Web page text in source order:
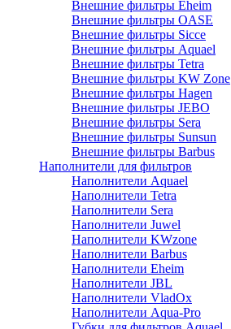
Внешние фильтры Eheim
Внешние фильтры OASE
Внешние фильтры Sicce
Внешние фильтры Aquael
Внешние фильтры Tetra
Внешние фильтры KW Zone
Внешние фильтры Hagen
Внешние фильтры JEBO
Внешние фильтры Sera
Внешние фильтры Sunsun
Внешние фильтры Barbus
Наполнители для фильтров
Наполнители Aquael
Наполнители Tetra
Наполнители Sera
Наполнители Juwel
Наполнители KWzone
Наполнители Barbus
Наполнители Eheim
Наполнители JBL
Наполнители VladOx
Наполнители Aqua-Pro